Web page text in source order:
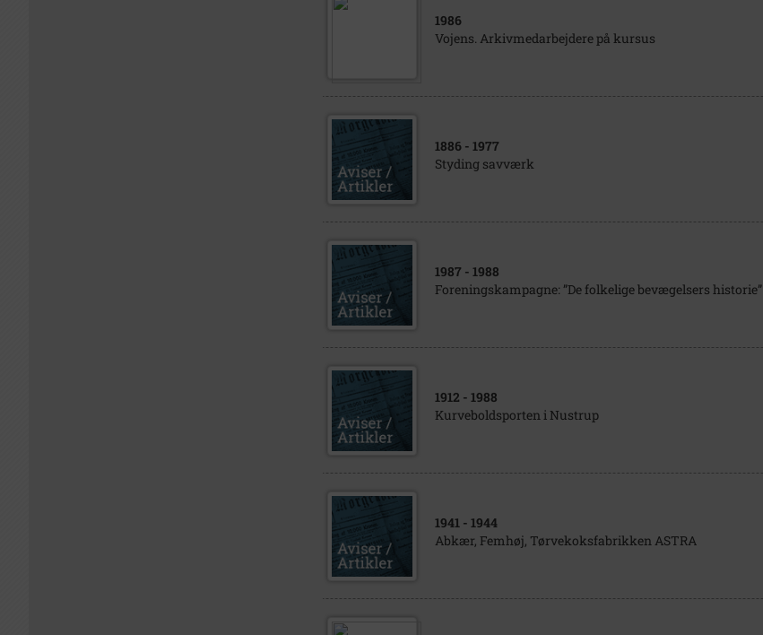
1986
Vojens. Arkivmedarbejdere på kursus
1886 - 1977
Styding savværk
1987 - 1988
Foreningskampagne: ”De folkelige bevægelsers historie”
1912 - 1988
Kurveboldsporten i Nustrup
1941 - 1944
Abkær, Femhøj, Tørvekoksfabrikken ASTRA